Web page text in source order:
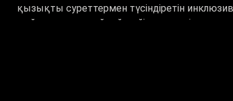
қызықты суреттермен түсіндіретін
жай ғана оқып қоймай, кейіпкерлерді